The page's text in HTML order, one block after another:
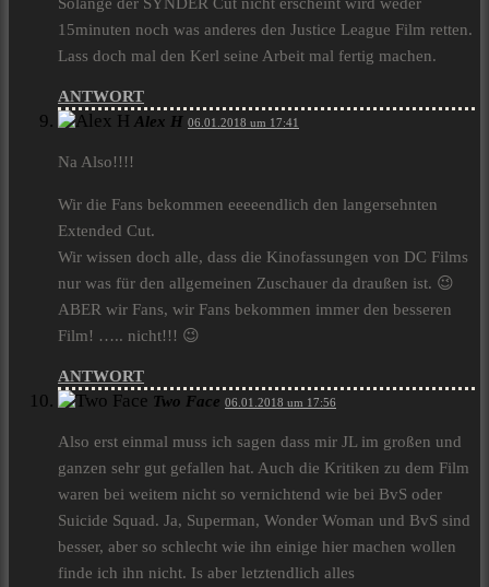
Solange der SYNDER Cut nicht erscheint wird weder
15minuten noch was anderes den Justice League Film retten.
Lass doch mal den Kerl seine Arbeit mal fertig machen.
ANTWORT
Alex H 06.01.2018 um 17:41
Na Also!!!!
Wir die Fans bekommen eeeeendlich den langersehnten
Extended Cut.
Wir wissen doch alle, dass die Kinofassungen von DC Films
nur was für den allgemeinen Zuschauer da draußen ist. 😉
ABER wir Fans, wir Fans bekommen immer den besseren
Film! ….. nicht!!! 😉
ANTWORT
Two Face 06.01.2018 um 17:56
Also erst einmal muss ich sagen dass mir JL im großen und
ganzen sehr gut gefallen hat. Auch die Kritiken zu dem Film
waren bei weitem nicht so vernichtend wie bei BvS oder
Suicide Squad. Ja, Superman, Wonder Woman und BvS sind
besser, aber so schlecht wie ihn einige hier machen wollen
finde ich ihn nicht. Is aber letztendlich alles